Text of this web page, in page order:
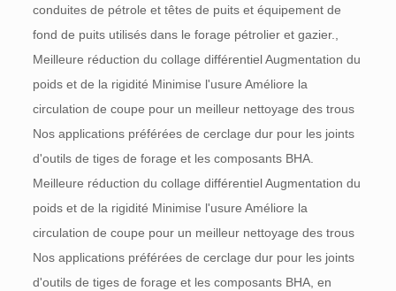
conduites de pétrole et têtes de puits et équipement de
fond de puits utilisés dans le forage pétrolier et gazier.,
Meilleure réduction du collage différentiel Augmentation du
poids et de la rigidité Minimise l'usure Améliore la
circulation de coupe pour un meilleur nettoyage des trous
Nos applications préférées de cerclage dur pour les joints
d'outils de tiges de forage et les composants BHA.
Meilleure réduction du collage différentiel Augmentation du
poids et de la rigidité Minimise l'usure Améliore la
circulation de coupe pour un meilleur nettoyage des trous
Nos applications préférées de cerclage dur pour les joints
d'outils de tiges de forage et les composants BHA, en